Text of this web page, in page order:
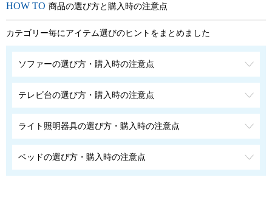
商品の選び方と購入時の注意点
カテゴリー毎にアイテム選びのヒントをまとめました
ソファーの選び方・購入時の注意点
テレビ台の選び方・購入時の注意点
ライト照明器具の選び方・購入時の注意点
ベッドの選び方・購入時の注意点